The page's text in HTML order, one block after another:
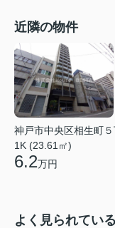
近隣の物件
神戸市中央区相生町５
1K (23.61㎡)
6.2万円
よく見られてい